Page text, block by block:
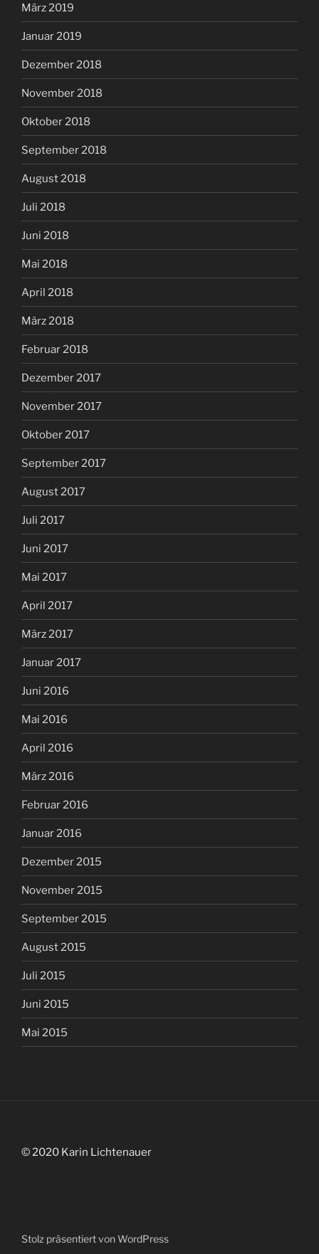
März 2019
Januar 2019
Dezember 2018
November 2018
Oktober 2018
September 2018
August 2018
Juli 2018
Juni 2018
Mai 2018
April 2018
März 2018
Februar 2018
Dezember 2017
November 2017
Oktober 2017
September 2017
August 2017
Juli 2017
Juni 2017
Mai 2017
April 2017
März 2017
Januar 2017
Juni 2016
Mai 2016
April 2016
März 2016
Februar 2016
Januar 2016
Dezember 2015
November 2015
September 2015
August 2015
Juli 2015
Juni 2015
Mai 2015
© 2020 Karin Lichtenauer
Stolz präsentiert von WordPress